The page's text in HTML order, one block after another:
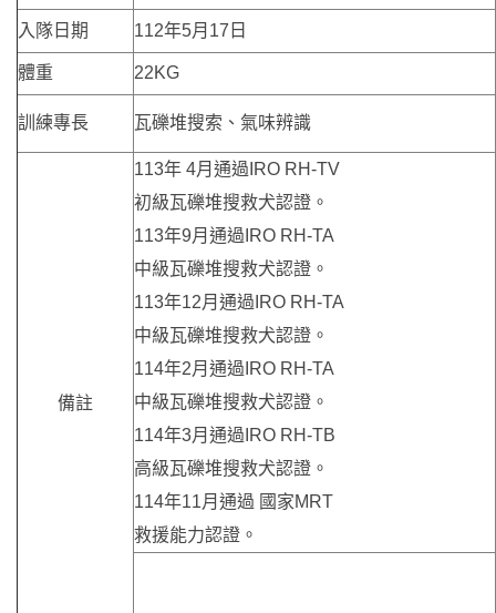
入隊日期 112年5月17日
體重 22KG
訓練專長 瓦礫堆搜索、氣味辨識
備註
113年 4月通過IRO RH-TV
初級瓦礫堆搜救犬認證。
113年9月通過IRO RH-TA
中級瓦礫堆搜救犬認證。
113年12月通過IRO RH-TA
中級瓦礫堆搜救犬認證。
114年2月通過IRO RH-TA
中級瓦礫堆搜救犬認證。
114年3月通過IRO RH-TB
高級瓦礫堆搜救犬認證。
114年11月通過 國家MRT
救援能力認證。